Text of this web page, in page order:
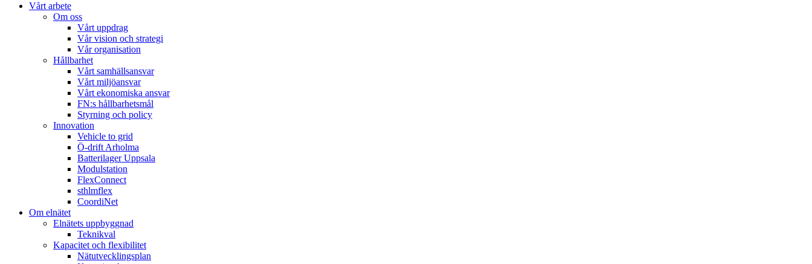
Vårt arbete
Om oss
Vårt uppdrag
Vår vision och strategi
Vår organisation
Hållbarhet
Vårt samhällsansvar
Vårt miljöansvar
Vårt ekonomiska ansvar
FN:s hållbarhetsmål
Styrning och policy
Innovation
Vehicle to grid
Ö-drift Arholma
Batterilager Uppsala
Modulstation
FlexConnect
sthlmflex
CoordiNet
Om elnätet
Elnätets uppbyggnad
Teknikval
Kapacitet och flexibilitet
Nätutvecklingsplan